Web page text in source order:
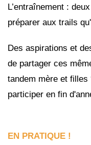
L’entraînement :
préparer aux trails
Des aspirations et
de partager ces
tandem mère et
participer en fin
EN PRATIQUE !